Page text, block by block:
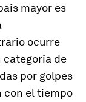
mayor es
ocurre
categoría de
por golpes
con el tiempo